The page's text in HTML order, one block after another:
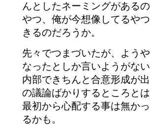
んとしたネーミングがある
やつ、俺が今想像してるや
きるのだろうか。
先々でつまづいたが、よう
なったとしか言いようがな
内部できちんと合意形成が
の議論ばかりするところと
最初から心配する事は無か
るかも。